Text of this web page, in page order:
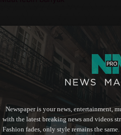
Newspaper is your news, entertainment,
with the latest breaking news and videos
Fashion fades, only style remains the